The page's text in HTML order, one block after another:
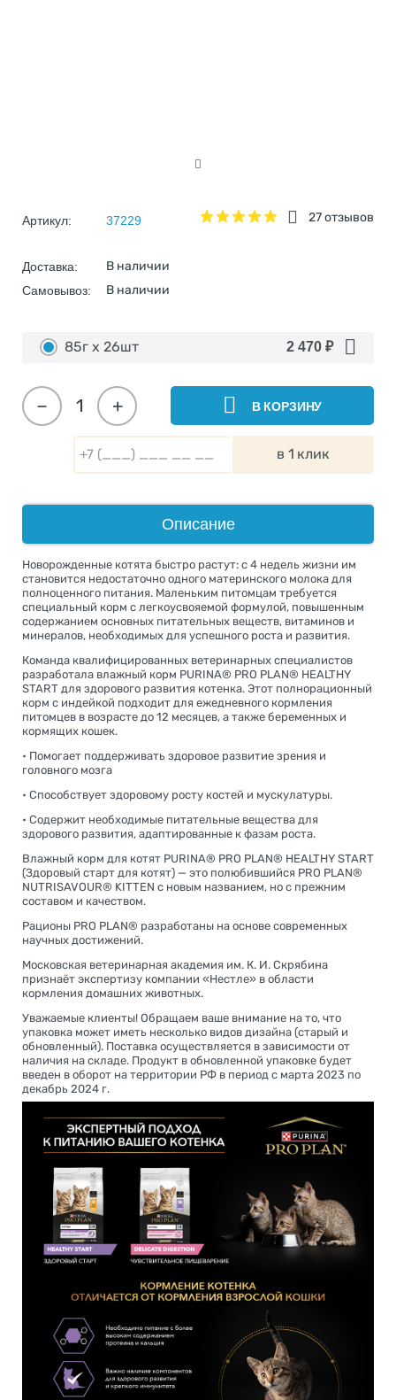
27 отзывов
Артикул: 37229
Доставка: В наличии
Самовывоз: В наличии
85г х 26шт 2 470 ₽
+
− В КОРЗИНУ
в 1 клик
Описание
Новорожденные котята быстро растут: с 4 недель жизни им
становится недостаточно одного материнского молока для
полноценного питания. Маленьким питомцам требуется
специальный корм с легкоусвояемой формулой, повышенным
содержанием основных питательных веществ, витаминов и
минералов, необходимых для успешного роста и развития.
Команда квалифицированных ветеринарных специалистов
разработала влажный корм PURINA® PRO PLAN® HEALTHY
START для здорового развития котенка. Этот полнорационный
корм с индейкой подходит для ежедневного кормления
питомцев в возрасте до 12 месяцев, а также беременных и
кормящих кошек.
• Помогает поддерживать здоровое развитие зрения и
головного мозга
• Способствует здоровому росту костей и мускулатуры.
• Содержит необходимые питательные вещества для
здорового развития, адаптированные к фазам роста.
Влажный корм для котят PURINA® PRO PLAN® HEALTHY START
(Здоровый старт для котят) — это полюбившийся PRO PLAN®
NUTRISAVOUR® KITTEN с новым названием, но с прежним
составом и качеством.
Рационы PRO PLAN® разработаны на основе современных
научных достижений.
Московская ветеринарная академия им. К. И. Скрябина
признаёт экспертизу компании «Нестле» в области
кормления домашних животных.
Уважаемые клиенты! Обращаем ваше внимание на то, что
упаковка может иметь несколько видов дизайна (старый и
обновленный). Поставка осуществляется в зависимости от
наличия на складе. Продукт в обновленной упаковке будет
введен в оборот на территории РФ в период с марта 2023 по
декабрь 2024 г.